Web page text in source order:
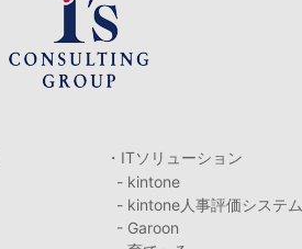
・ITソリューション
- kintone
- kintone人事評価システム
- Garoon